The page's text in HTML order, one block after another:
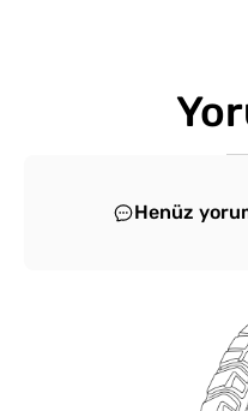
Henüz